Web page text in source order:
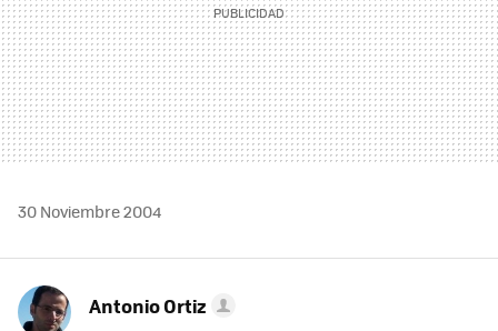
30 Noviembre 2004
Antonio Ortiz